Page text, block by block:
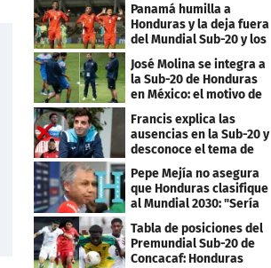
Panamá humilla a
Honduras y la deja fuera
del Mundial Sub-20 y los
Juegos Olímpicos
José Molina se integra a
la Sub-20 de Honduras
en México: el motivo de
su viaje
Francis explica las
ausencias en la Sub-20 y
desconoce el tema de
los tiktokers
Pepe Mejía no asegura
que Honduras clasifique
al Mundial 2030: "Sería
mentir"
Tabla de posiciones del
Premundial Sub-20 de
Concacaf: Honduras